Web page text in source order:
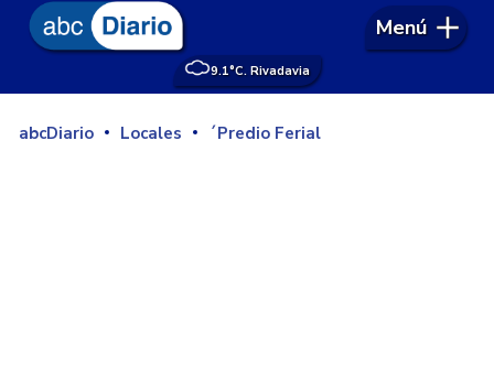
9.1°C. Rivadavia
Menú
abcDiario Locales ´Predio Ferial